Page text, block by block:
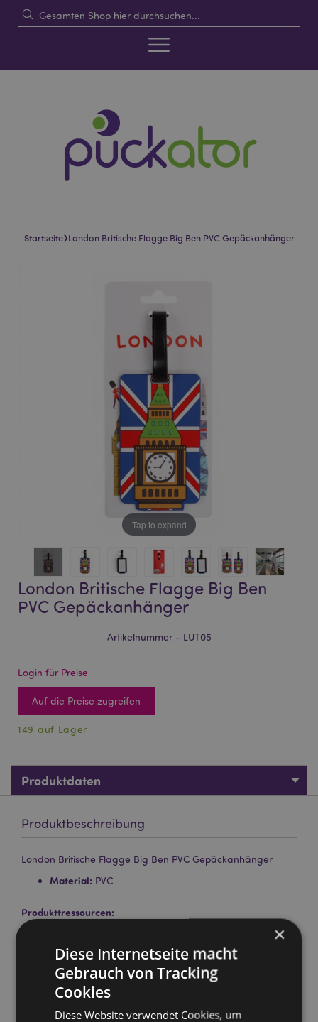
Startseite›London Britische Flagge Big Ben PVC Gepäckanhänger
Tap to expand
London Britische Flagge Big Ben
PVC Gepäckanhänger
Artikelnummer - LUT05
Login für Preise
Auf die Preise zugreifen
149 auf Lager
Produktdaten
Produktbeschreibung
London Britische Flagge Big Ben PVC Gepäckanhänger
Material: PVC
Produkttressourcen:
erfahren? Dann lesen Sie unserenLeitfaden für
Kundeninformationen.
Produktattribute
×
Diese Internetseite macht
Gebrauch von Tracking
Cookies
Diese Website verwendet Cookies, um